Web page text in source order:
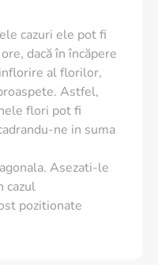
cazuri ele pot fi
dacă în încăpere
al florilor,
Astfel,
flori pot fi
ne in suma
Asezati-le
cazul
pozitionate